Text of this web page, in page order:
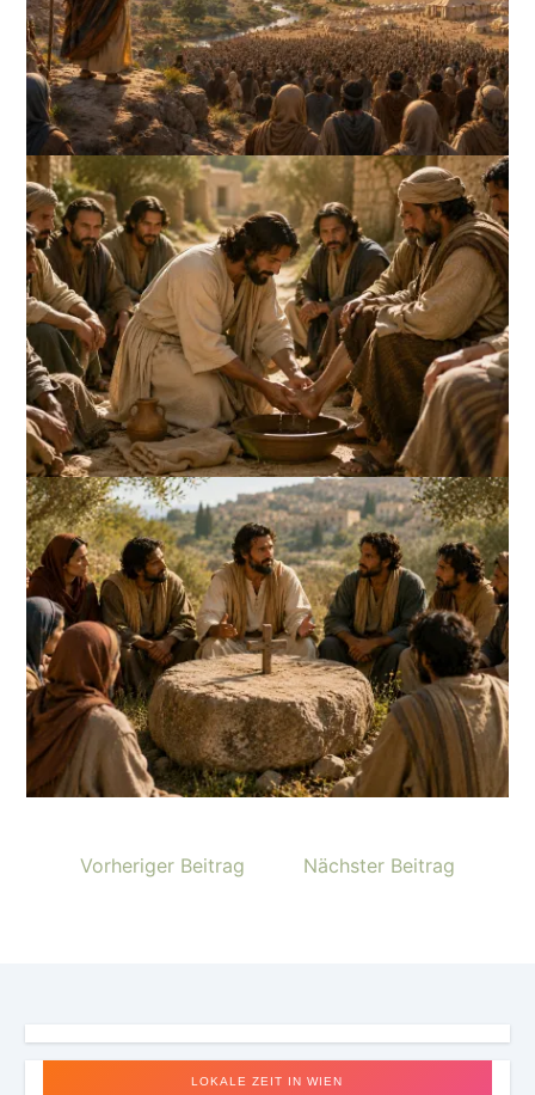
Vorheriger Beitrag Nächster Beitrag
LOKALE ZEIT IN WIEN